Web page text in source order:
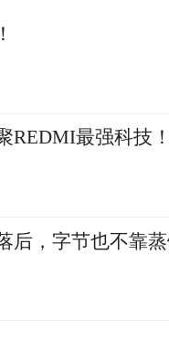
之处，在于它是
，到视觉制作与
REDMI最强科技
后，字节也不靠